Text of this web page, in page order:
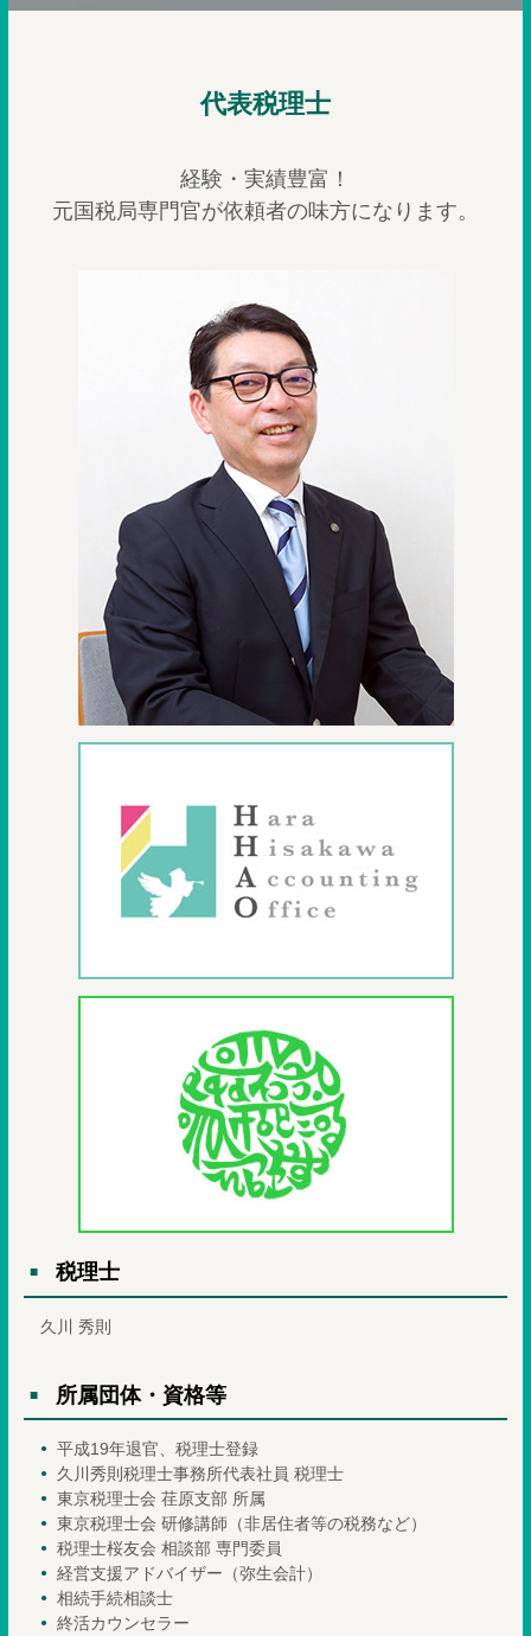
代表税理士
経験・実績豊富！
元国税局専門官が依頼者の味方になります。
税理士
久川 秀則
所属団体・資格等
平成19年退官、税理士登録
久川秀則税理士事務所代表社員 税理士
東京税理士会 荏原支部 所属
東京税理士会 研修講師（非居住者等の税務など）
税理士桜友会 相談部 専門委員
経営支援アドバイザー（弥生会計）
相続手続相談士
終活カウンセラー